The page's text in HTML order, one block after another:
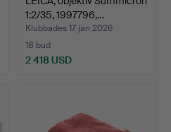
1:2/35, 1997796,…
Klubbades 17 jan 2026
18 bud
2 418 USD